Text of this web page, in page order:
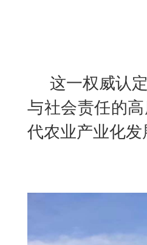
这一权威认
与社会责任的
代农业产业化